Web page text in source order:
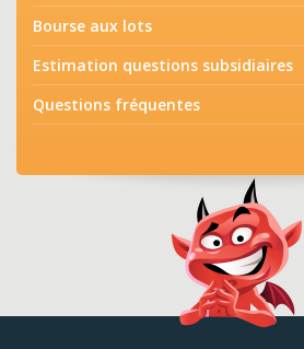
Bourse aux lots
Estimation questions subsidiaires
Questions fréquentes